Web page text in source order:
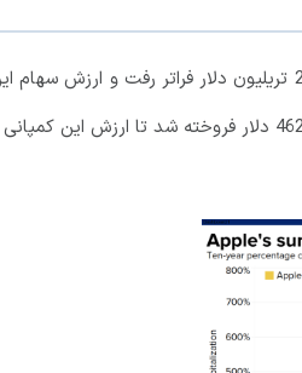
، روز گذشته و برای چند دقیقه، ارزش اپل از 2 تریلیون دلار فراتر رفت و
طور موقتی به 467.77 دلار رسید اما در نهایت هر سهم با قیمت 462.83 دلار فروخته شد تا